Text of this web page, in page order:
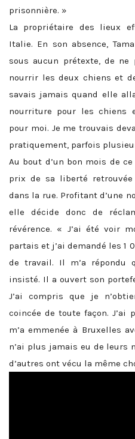
prisonnière. »
La propriétaire des lieux
Italie. En son absence,
sous aucun prétexte, de
nourrir les deux chiens et
savais jamais quand elle
nourriture pour les chiens
pour moi. Je me trouvais
pratiquement, parfois
Au bout d’un bon mois de
prix de sa liberté
dans la rue. Profitant d’une
elle décide donc de
révérence. « J’ai été voir
partais et j’ai demandé les 1
de travail. Il m’a répondu
insisté. Il a ouvert son
J’ai compris que je
coincée de toute façon. J’ai
m’a emmenée à Bruxelles
n’ai plus jamais eu de leurs
d’autres ont vécu la même